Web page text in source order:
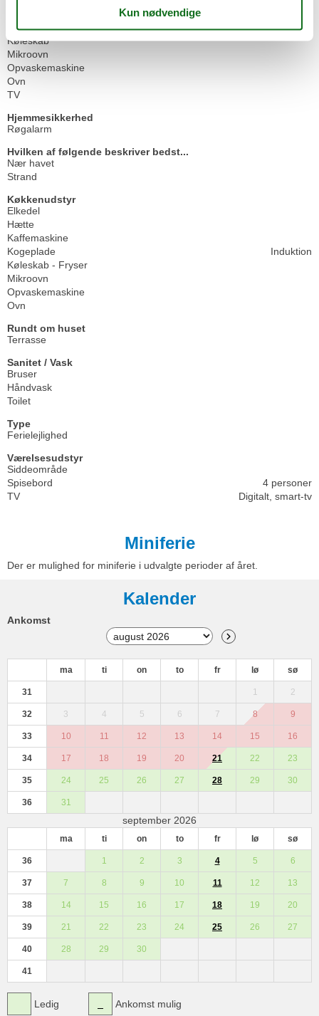
Boligareal
70 m²
Køleskab
Mikroovn
Opvaskemaskine
Ovn
TV
Hjemmesikkerhed
Røgalarm
Hvilken af følgende beskriver bedst...
Nær havet
Strand
Køkkenudstyr
Elkedel
Hætte
Kaffemaskine
Kogeplade
Induktion
Køleskab - Fryser
Mikroovn
Opvaskemaskine
Ovn
Rundt om huset
Terrasse
Sanitet / Vask
Bruser
Håndvask
Toilet
Type
Ferielejlighed
Værelsesudstyr
Siddeområde
Spisebord
4 personer
TV
Digitalt, smart-tv
Miniferie
Der er mulighed for miniferie i udvalgte perioder af året.
Kalender
Ankomst
ma ti on to fr lø sø
31 1 2
32 3 4 5 6 7 8 9
33 10 11 12 13 14 15 16
34 17 18 19 20 21 22 23
35 24 25 26 27 28 29 30
36 31
september 2026
ma ti on to fr lø sø
36 1 2 3 4 5 6
37 7 8 9 10 11 12 13
38 14 15 16 17 18 19 20
39 21 22 23 24 25 26 27
40 28 29 30
41
Ledig Ankomst mulig